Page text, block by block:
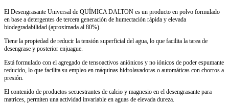
El Desengrasante Universal de QUÍMICA DALTON es un producto en polvo formulado
en base a detergentes de tercera generación de humectación rápida y elevada
biodegradabilidad (aproximada al 80%).
Tiene la propiedad de reducir la tensión superficial del agua, lo que facilita la tarea de
desengrase y posterior enjuague.
Está formulado con el agregado de tensoactivos aniónicos y no iónicos de poder espumante
reducido, lo que facilita su empleo en máquinas hidrolavadoras o automáticas con chorros a
presión.
El contenido de productos secuestrantes de calcio y magnesio en el desengrasante para
matrices, permiten una actividad invariable en aguas de elevada dureza.